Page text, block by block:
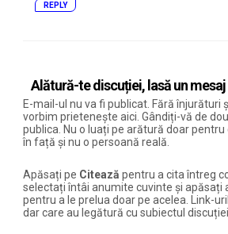
REPLY
Alătură-te discuției, lasă un mesaj
E-mail-ul nu va fi publicat. Fără înjurături
vorbim prietenește aici. Gândiți-vă de
publica. Nu o luați pe arătură doar
în față și nu o persoană reală.
Apăsați pe Citează pentru a cita întreg
selectați întâi anumite cuvinte și apăsați
pentru a le prelua doar pe acelea. Link-
dar care au legătură cu subiectul